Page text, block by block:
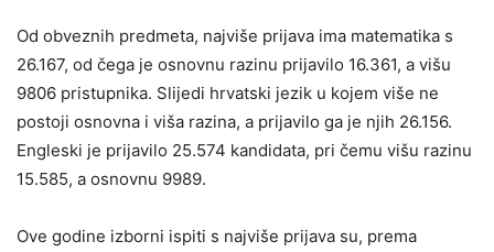
Od obveznih predmeta, najviše prijava ima matematika s
26.167, od čega je osnovnu razinu prijavilo 16.361, a višu
9806 pristupnika. Slijedi hrvatski jezik u kojem više ne
postoji osnovna i viša razina, a prijavilo ga je njih 26.156.
Engleski je prijavilo 25.574 kandidata, pri čemu višu razinu
15.585, a osnovnu 9989.
Ove godine izborni ispiti s najviše prijava su, prema